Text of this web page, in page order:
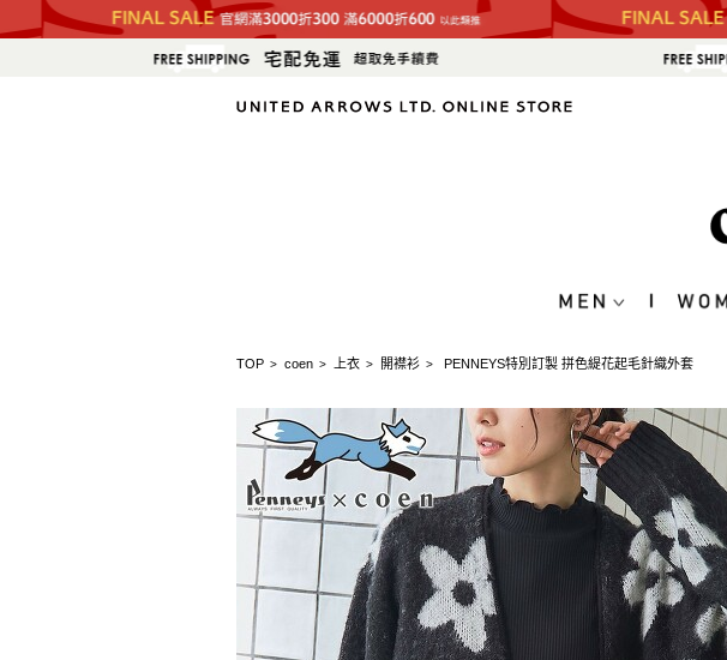
TOP > coen > 上衣 > 開襟衫 > PENNEYS特別訂製 拼色緹花起毛針織外套